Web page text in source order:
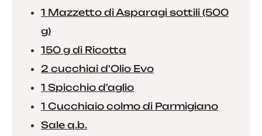
1 Mazzetto di Asparagi sottili (500
g)
150 g di Ricotta
2 cucchiai d'Olio Evo
1 Spicchio d'aglio
1 Cucchiaio colmo di Parmigiano
Sale q.b.